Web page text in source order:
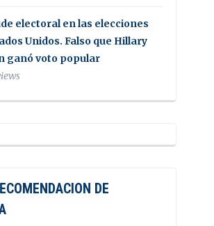
electoral en las elecciones
Unidos. Falso que Hillary
ganó voto popular
DE